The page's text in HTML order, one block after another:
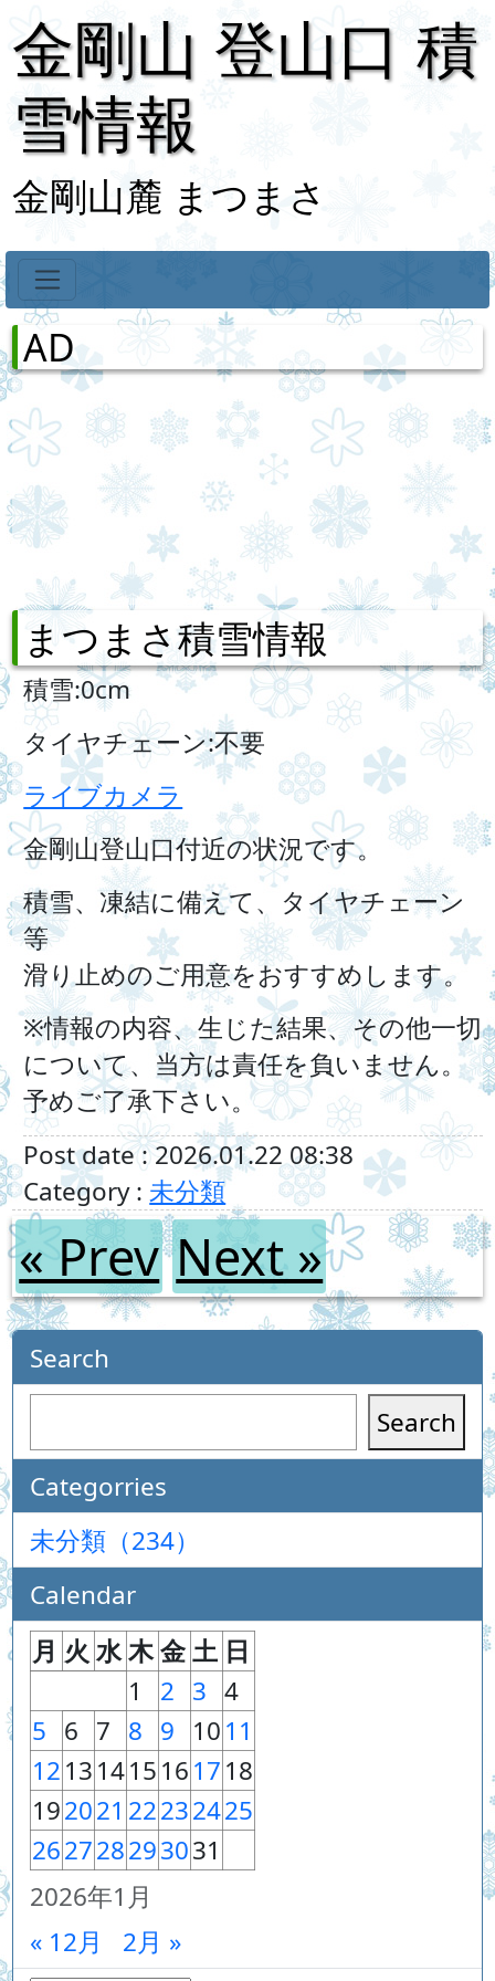
金剛山 登山口 積
雪情報
金剛山麓 まつまさ
AD
まつまさ積雪情報
積雪:0cm
タイヤチェーン:不要
ライブカメラ
金剛山登山口付近の状況です。
積雪、凍結に備えて、タイヤチェーン
等
滑り止めのご用意をおすすめします。
※情報の内容、生じた結果、その他一切
について、当方は責任を負いません。
予めご了承下さい。
Post date : 2026.01.22 08:38
Category :未分類
« Prev Next »
Search
Search
Categorries
未分類（234）
Calendar
2026年1月
月 火 水木金 土 日
1
2 3 4
5 6 7 8 9 1011
12131415161718
192021 22232425
262728293031
« 12月 2月 »